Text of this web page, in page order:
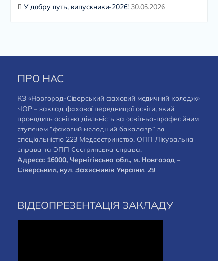
У добру путь, випускники-2026! 30.06.2026
ПРО НАС
КЗ «Новгород-Сіверський фаховий медичний коледж»
ЧОР – заклад фахової передвищої освіти, який
проводить освітню діяльність за освітньо-професійним
ступенем “фаховий молодший бакалавр” за
спеціальністю 223 Медсестринство, ОПП Лікувальна
справа та ОПП Сестринська справа.
Адреса: 16000, Чернігівська обл., м. Новгород –
Сіверський, вул. Захисників України, 29
ВІДЕОПРЕЗЕНТАЦІЯ ЗАКЛАДУ